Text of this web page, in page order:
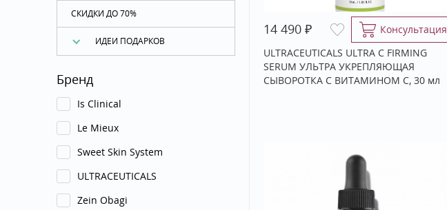
СКИДКИ ДО 70%
ИДЕИ ПОДАРКОВ
Бренд
Is Clinical
Le Mieux
Sweet Skin System
ULTRACEUTICALS
Zein Obagi
14 490 ₽
Консультация
ULTRACEUTICALS ULTRA C FIRMING
SERUM УЛЬТРА УКРЕПЛЯЮЩАЯ
СЫВОРОТКА С ВИТАМИНОМ С, 30 мл